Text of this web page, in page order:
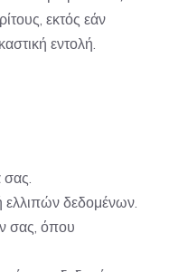
εκτός εάν
εντολή.
σας.
δεδομένων.
σας, όπου